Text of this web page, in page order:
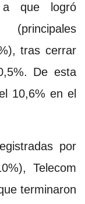
a que logró
tras cerrar
De esta
10,6% en el
por
Telecom
terminaron